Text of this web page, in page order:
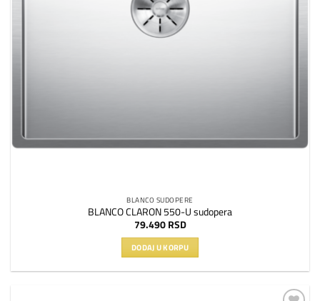
BLANCO SUDOPERE
BLANCO CLARON 550-U sudopera
79.490 RSD
DODAJ U KORPU